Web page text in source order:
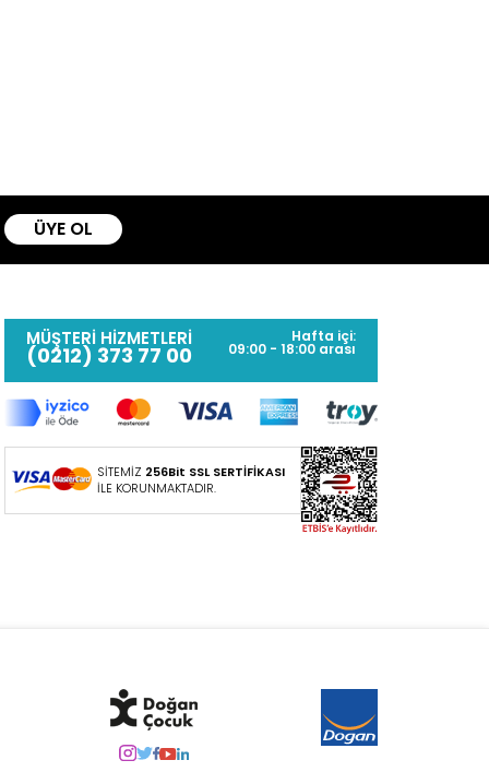
ÜYE OL
MÜŞTERİ HİZMETLERİ
(0212) 373 77 00
Hafta içi:
09:00 - 18:00 arası
SİTEMİZ 256Bit SSL SERTİFİKASI
İLE KORUNMAKTADIR.